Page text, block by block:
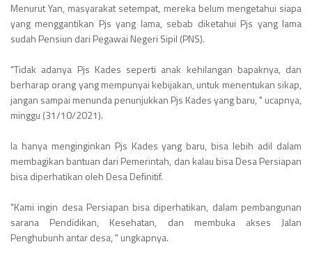
Menurut Yan, masyarakat setempat, mereka belum mengetahui siapa
yang menggantikan Pjs yang lama, sebab diketahui Pjs yang lama
sudah Pensiun dari Pegawai Negeri Sipil (PNS).
"Tidak adanya Pjs Kades seperti anak kehilangan bapaknya, dan
berharap orang yang mempunyai kebijakan, untuk menentukan sikap,
jangan sampai menunda penunjukkan Pjs Kades yang baru, " ucapnya,
minggu (31/10/2021).
Ia hanya menginginkan Pjs Kades yang baru, bisa lebih adil dalam
membagikan bantuan dari Pemerintah, dan kalau bisa Desa Persiapan
bisa diperhatikan oleh Desa Definitif.
"Kami ingin desa Persiapan bisa diperhatikan, dalam pembangunan
sarana Pendidikan, Kesehatan, dan membuka akses Jalan
Penghubunh antar desa, " ungkapnya.